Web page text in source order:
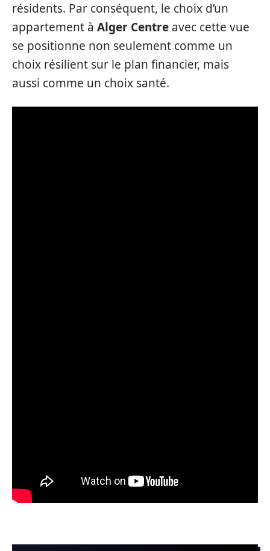
résidents. Par conséquent, le choix d’un
appartement à Alger Centre avec cette vue
se positionne non seulement comme un
choix résilient sur le plan financier, mais
aussi comme un choix santé.